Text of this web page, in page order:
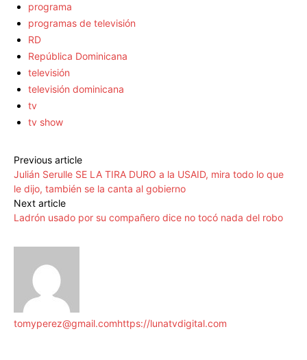
programa
programas de televisión
RD
República Dominicana
televisión
televisión dominicana
tv
tv show
Previous article
Julián Serulle SE LA TIRA DURO a la USAID, mira todo lo que
le dijo, también se la canta al gobierno
Next article
Ladrón usado por su compañero dice no tocó nada del robo
tomyperez@gmail.comhttps://lunatvdigital.com